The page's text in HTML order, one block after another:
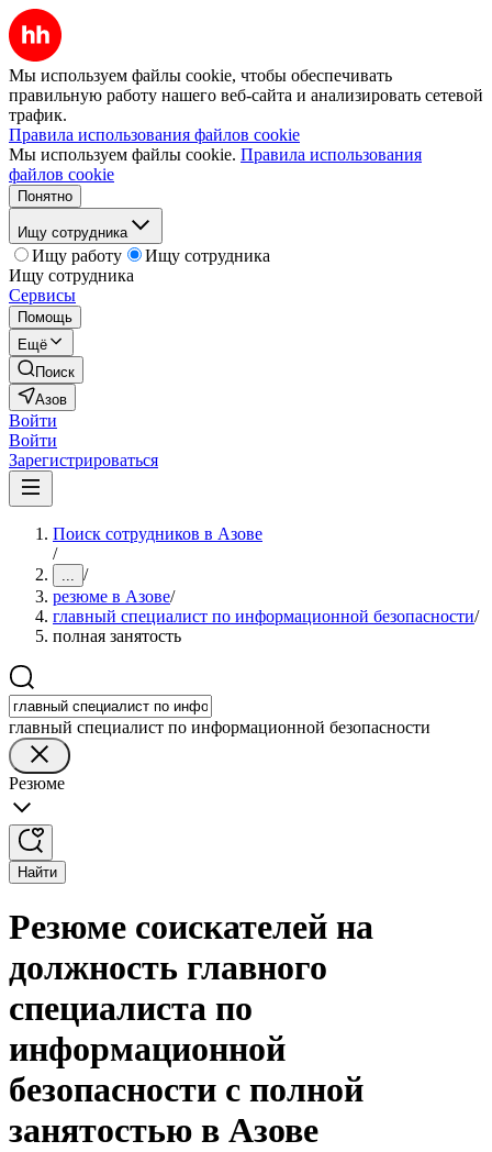
Мы используем файлы cookie, чтобы обеспечивать
правильную работу нашего веб-сайта и анализировать сетевой
трафик.
Правила использования файлов cookie
Мы используем файлы cookie. Правила использования
файлов cookie
Понятно
Ищу сотрудника
Ищу работу
Ищу сотрудника
Ищу сотрудника
Сервисы
Помощь
Ещё
Поиск
Азов
Войти
Войти
Зарегистрироваться
Поиск сотрудников в Азове
/
... /
резюме в Азове/
главный специалист по информационной безопасности/
полная занятость
главный специалист по информационной безопасности
Резюме
Найти
Резюме соискателей на
должность главного
специалиста по
информационной
безопасности с полной
занятостью в Азове